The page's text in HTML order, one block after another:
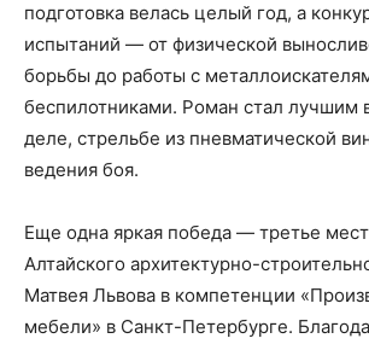
подготовка велась целый год, а
испытаний — от физической
борьбы до работы с
беспилотниками. Роман стал лучшим
деле, стрельбе из пневматической
ведения боя.
Еще одна яркая победа — третье
Алтайского архитектурно-
Матвея Львова в компетенции
мебели» в Санкт-Петербурге.